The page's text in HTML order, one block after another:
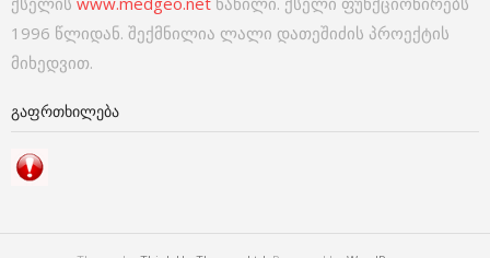
1996 წლიდან. შექმნილია ლალი დათეშიძის პროექტის
მიხედვით.
ᲒᲐᲤᲠᲗᲮᲘᲚᲔᲑᲐ